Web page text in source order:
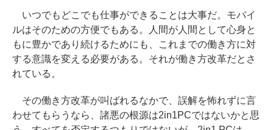
いつでもどこでも仕事ができることは大事だ。モバイ
ルはそのための方便でもある。人間が人間として心身と
もに豊かであり続けるためにも、これまでの働き方に対
する意識を変える必要がある。それが働き方改革だとさ
れている。
その働き方改革が叫ばれるなかで、誤解を怖れずに言
わせてもらうなら、諸悪の根源は2in1PCではないかと思